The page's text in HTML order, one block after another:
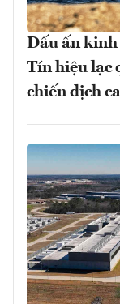
Dấu ấn
Tín hiệu lạc
chiến dịch